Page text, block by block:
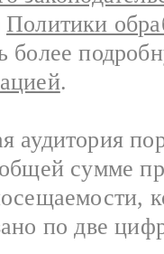
Политики
более
.
аудитория
сумме
по две